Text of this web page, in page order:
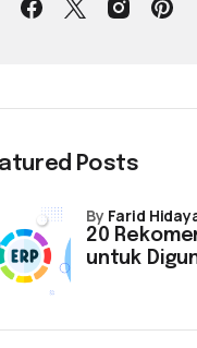
Posts
20
untuk
by Farid